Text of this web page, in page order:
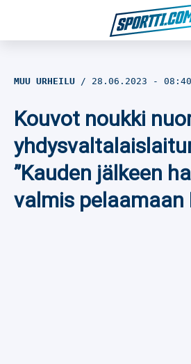
Jalkapallo
Yleisurheilu
Talviurheilu
MUU URHEILU 28.06.2023 -
Kouvot noukki
”Kauden jälkeen
valmis pelaamaan